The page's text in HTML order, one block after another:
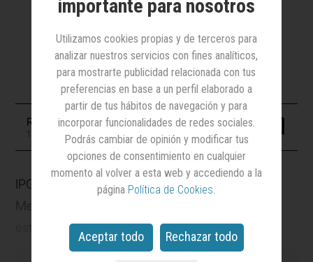
marcas a conectar con una sociedad
inmersa en una realidad altamanete
cambiante”
Redacción
17 febrero 2022
IPG Mediabrands España ha puesto en marcha
Mediabrands Discovery, su propio
estratégico orientado a la exploración de
tendencias. Esta iniciativa surge ante la
importante para nosotros
Utilizamos cookies propias y de terceros para
analizar nuestros servicios con fines analíticos,
para mostrarte publicidad relacionada con tus
preferencias en base a un perfil elaborado a
partir de tus hábitos de navegación y para
incorporar funcionalidades de redes sociales.
Podrás cambiar de opinión y modificar tus
opciones de consentimiento en cualquier
momento al volver a esta web y accediendo a la
página Política de Cookies.
Aceptar todo Rechazar todo